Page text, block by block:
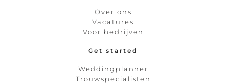
Over ons
Vacatures
Voor bedrijven
Get started
Weddingplanner
Trouwspecialisten